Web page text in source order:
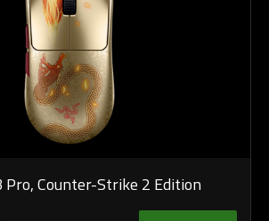
Pro, Counter-Strike 2 Edition